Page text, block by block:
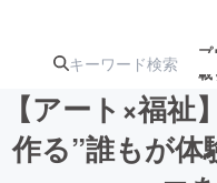
プ
載
【アート×福
作る”誰もが体